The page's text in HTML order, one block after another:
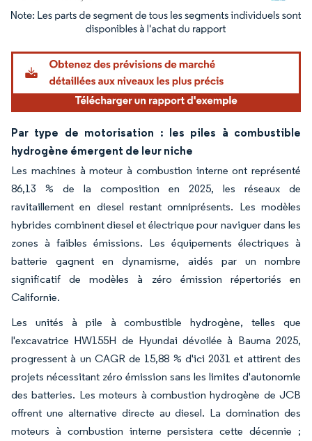
Image © Mordor Intelligence. La réutilisation nécessite une attribution sous CC BY
Par type de motorisation : les piles à combustible
hydrogène émergent de leur niche
Les machines à moteur à combustion interne ont représenté
86,13 % de la composition en 2025, les réseaux de
ravitaillement en diesel restant omniprésents. Les modèles
hybrides combinent diesel et électrique pour naviguer dans les
zones à faibles émissions. Les équipements électriques à
batterie gagnent en dynamisme, aidés par un nombre
significatif de modèles à zéro émission répertoriés en
Californie.
Les unités à pile à combustible hydrogène, telles que
l'excavatrice HW155H de Hyundai dévoilée à Bauma 2025,
progressent à un CAGR de 15,88 % d'ici 2031 et attirent des
projets nécessitant zéro émission sans les limites d'autonomie
des batteries. Les moteurs à combustion hydrogène de JCB
offrent une alternative directe au diesel. La domination des
moteurs à combustion interne persistera cette décennie ;